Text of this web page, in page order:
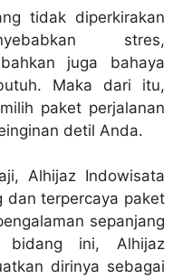
tidak diperkirakan
stres,
juga bahaya
Maka dari itu,
paket perjalanan
detil Anda.
Alhijaz Indowisata
dan terpercaya paket
sepanjang
ini, Alhijaz
dirinya sebagai